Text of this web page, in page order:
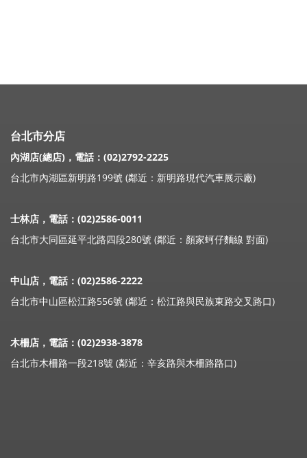
台北市分店
內湖店(總店)，電話：(02)2792-2225
台北市內湖區新明路199號 (鄰近：新明路現代汽車展示廠)
士林店，電話：(02)2586-0011
台北市大同區延平北路四段280號 (鄰近：顏家蚵仔麵線 對面)
中山店，電話：(02)2586-2222
台北市中山區松江路556號 (鄰近：松江路與民族東路交叉路口)
木柵店，電話：(02)2938-3878
台北市木柵路一段218號 (鄰近：辛亥路與木柵路路口)